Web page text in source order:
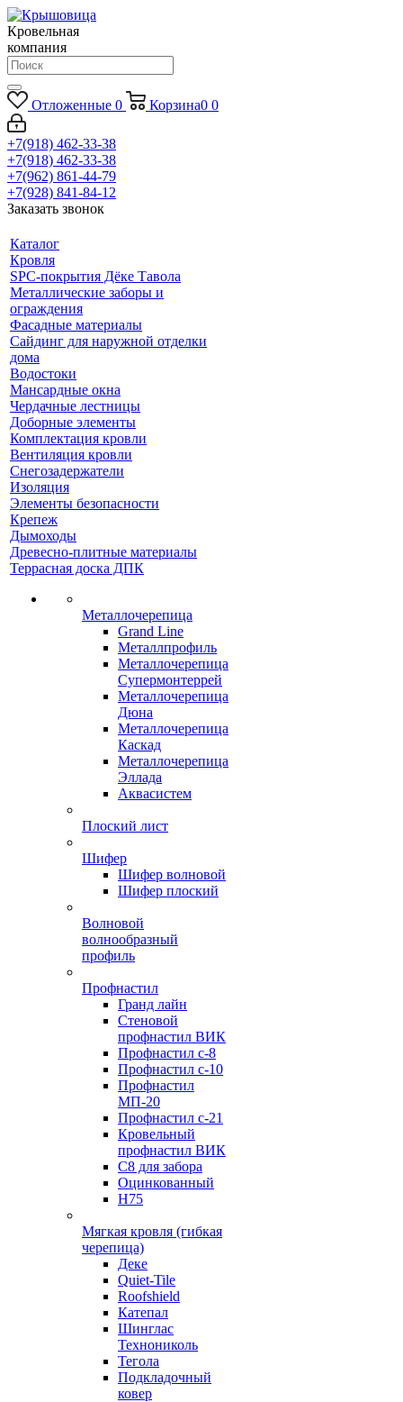
Кровельная
компания
Отложенные 0 Корзина0 0
+7(918) 462-33-38
+7(918) 462-33-38
+7(962) 861-44-79
+7(928) 841-84-12
Заказать звонок
Каталог
Кровля
SPC-покрытия Дёке Тавола
Металлические заборы и
ограждения
Фасадные материалы
Сайдинг для наружной отделки
дома
Водостоки
Мансардные окна
Чердачные лестницы
Доборные элементы
Комплектация кровли
Вентиляция кровли
Снегозадержатели
Изоляция
Элементы безопасности
Крепеж
Дымоходы
Древесно-плитные материалы
Террасная доска ДПК
Металлочерепица
Grand Line
Металлпрофиль
Металлочерепица
Супермонтеррей
Металлочерепица
Дюна
Металлочерепица
Каскад
Металлочерепица
Эллада
Аквасистем
Плоский лист
Шифер
Шифер волновой
Шифер плоский
Волновой
волнообразный
профиль
Профнастил
Гранд лайн
Стеновой
профнастил ВИК
Профнастил с-8
Профнастил с-10
Профнастил
МП-20
Профнастил с-21
Кровельный
профнастил ВИК
С8 для забора
Оцинкованный
Н75
Мягкая кровля (гибкая
черепица)
Деке
Quiet-Tile
Roofshield
Катепал
Шинглас
Технониколь
Тегола
Подкладочный
ковер